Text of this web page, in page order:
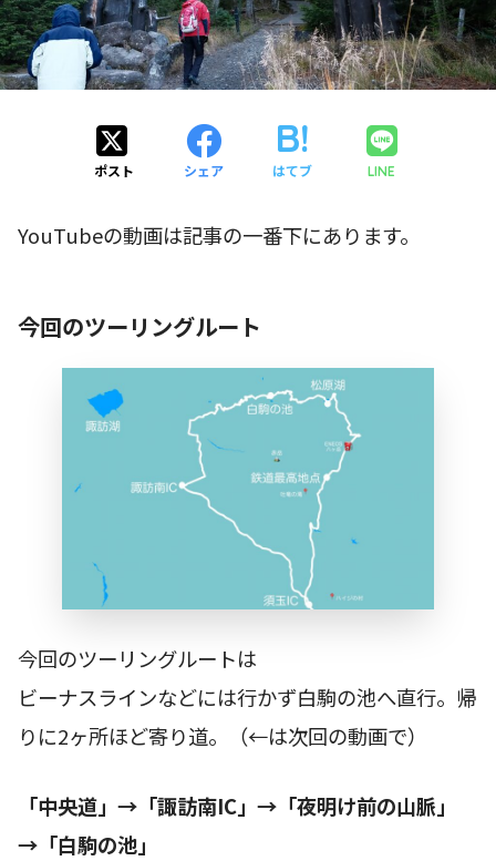
ポスト シェア はてブ LINE
YouTubeの動画は記事の一番下にあります。
今回のツーリングルート
今回のツーリングルートは
ビーナスラインなどには行かず白駒の池へ直行。帰
りに2ヶ所ほど寄り道。（←は次回の動画で）
「中央道」→「諏訪南IC」→「夜明け前の山脈」
→「白駒の池」